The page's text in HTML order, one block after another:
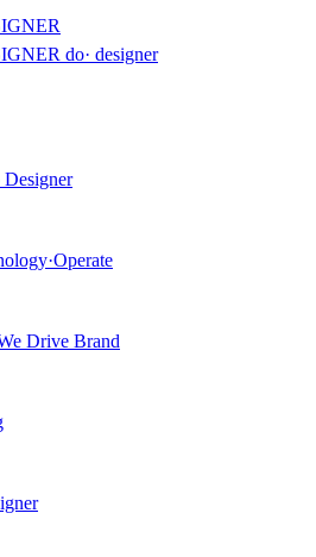
do· designer
Drive Brand